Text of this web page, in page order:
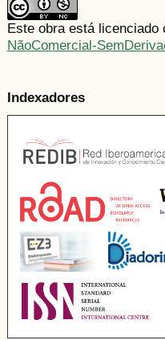
Este obra está licenciado
NãoComercial-
Indexadores